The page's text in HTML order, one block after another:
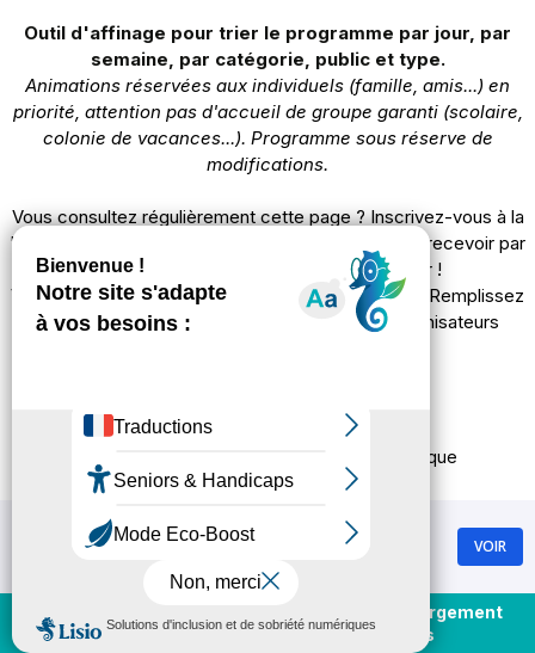
En direct
Achat et rechargement
forfaits
Outil d'affinage pour trier le programme par jour, par
semaine, par catégorie, public et type.
Animations réservées aux individuels (famille, amis...) en
priorité, attention pas d'accueil de groupe garanti (scolaire,
colonie de vacances...). Programme sous réserve de
modifications.
Vous consultez régulièrement cette page ? Inscrivez-vous à la
"
" pour recevoir par
mail le programme des animations à venir !
Vous organisez une manifestation à Chamrousse ? Remplissez
leformulaire "Apidae Event"
dédié aux organisateurs
Alphabétique
JOUR SEMAINE
Chamrousse
GRATUIT - Sur Google Play VOIR